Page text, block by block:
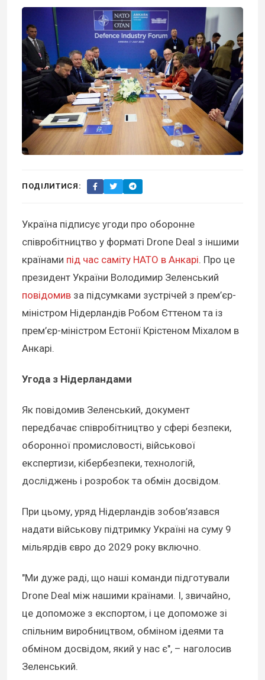
ПОДІЛИТИСЯ:
Україна підписує угоди про оборонне
співробітництво у форматі Drone Deal з іншими
країнами під час саміту НАТО в Анкарі. Про це
президент України Володимир Зеленський
повідомив за підсумками зустрічей з прем’єр-
міністром Нідерландів Робом Єттеном та із
прем’єр-міністром Естонії Крістеном Міхалом в
Анкарі.
Угода з Нідерландами
Як повідомив Зеленський, документ
передбачає співробітництво у сфері безпеки,
оборонної промисловості, військової
експертизи, кібербезпеки, технологій,
досліджень і розробок та обмін досвідом.
При цьому, уряд Нідерландів зобов’язався
надати військову підтримку Україні на суму 9
мільярдів євро до 2029 року включно.
"Ми дуже раді, що наші команди підготували
Drone Deal між нашими країнами. І, звичайно,
це допоможе з експортом, і це допоможе зі
спільним виробництвом, обміном ідеями та
обміном досвідом, який у нас є", – наголосив
Зеленський.